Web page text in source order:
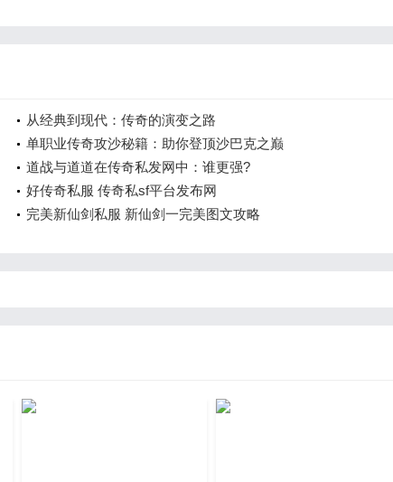
从经典到现代：传奇的演变之路
单职业传奇攻沙秘籍：助你登顶沙巴克之巅
道战与道道在传奇私发网中：谁更强?
好传奇私服 传奇私sf平台发布网
完美新仙剑私服 新仙剑一完美图文攻略